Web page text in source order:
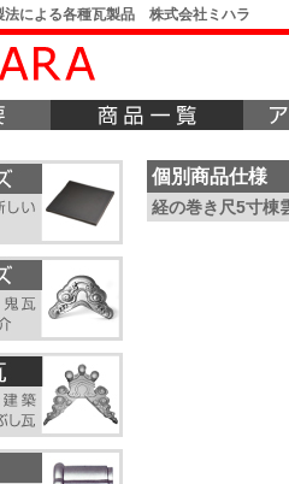
法による各種瓦製品 株式会社ミハラ
個別商品仕様
経の巻き尺5寸棟